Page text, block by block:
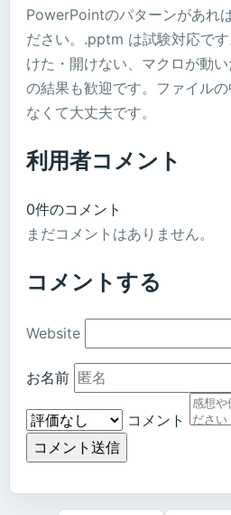
PowerPointのパターンがあれ
ださい。.pptm は試験対応で
けた・開けない、マクロが動
の結果も歓迎です。ファイル
なくて大丈夫です。
利用者コメント
0件のコメント
まだコメントはありません。
コメントする
Website
お名前
コメント
コメント送信